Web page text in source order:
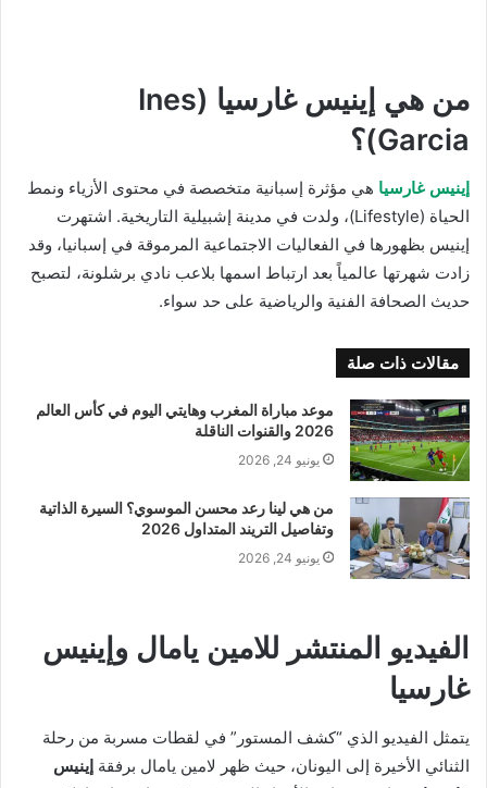
من هي إينيس غارسيا (Ines
Garcia)؟
إينيس غارسيا هي مؤثرة إسبانية متخصصة في محتوى الأزياء ونمط
الحياة (Lifestyle)، ولدت في مدينة إشبيلية التاريخية. اشتهرت
إينيس بظهورها في الفعاليات الاجتماعية المرموقة في إسبانيا، وقد
زادت شهرتها عالمياً بعد ارتباط اسمها بلاعب نادي برشلونة، لتصبح
حديث الصحافة الفنية والرياضية على حد سواء.
مقالات ذات صلة
موعد مباراة المغرب وهايتي اليوم في كأس العالم
2026 والقنوات الناقلة
يونيو 24, 2026
من هي لينا رعد محسن الموسوي؟ السيرة الذاتية
وتفاصيل التريند المتداول 2026
يونيو 24, 2026
الفيديو المنتشر للامين يامال وإينيس
غارسيا
يتمثل الفيديو الذي “كشف المستور” في لقطات مسربة من رحلة
الثنائي الأخيرة إلى اليونان، حيث ظهر لامين يامال برفقة إينيس